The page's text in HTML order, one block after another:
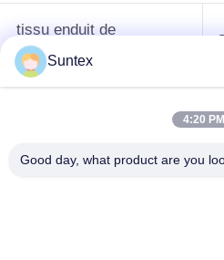
tissu enduit de
silicone de fibre de
verre
de verre
Suntex
4:20 PM
Good day, what product are you